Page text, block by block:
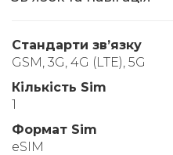
Стандарти звʼязку
GSM, 3G, 4G (LTE), 5G
Кількість Sim
1
Формат Sim
eSIM